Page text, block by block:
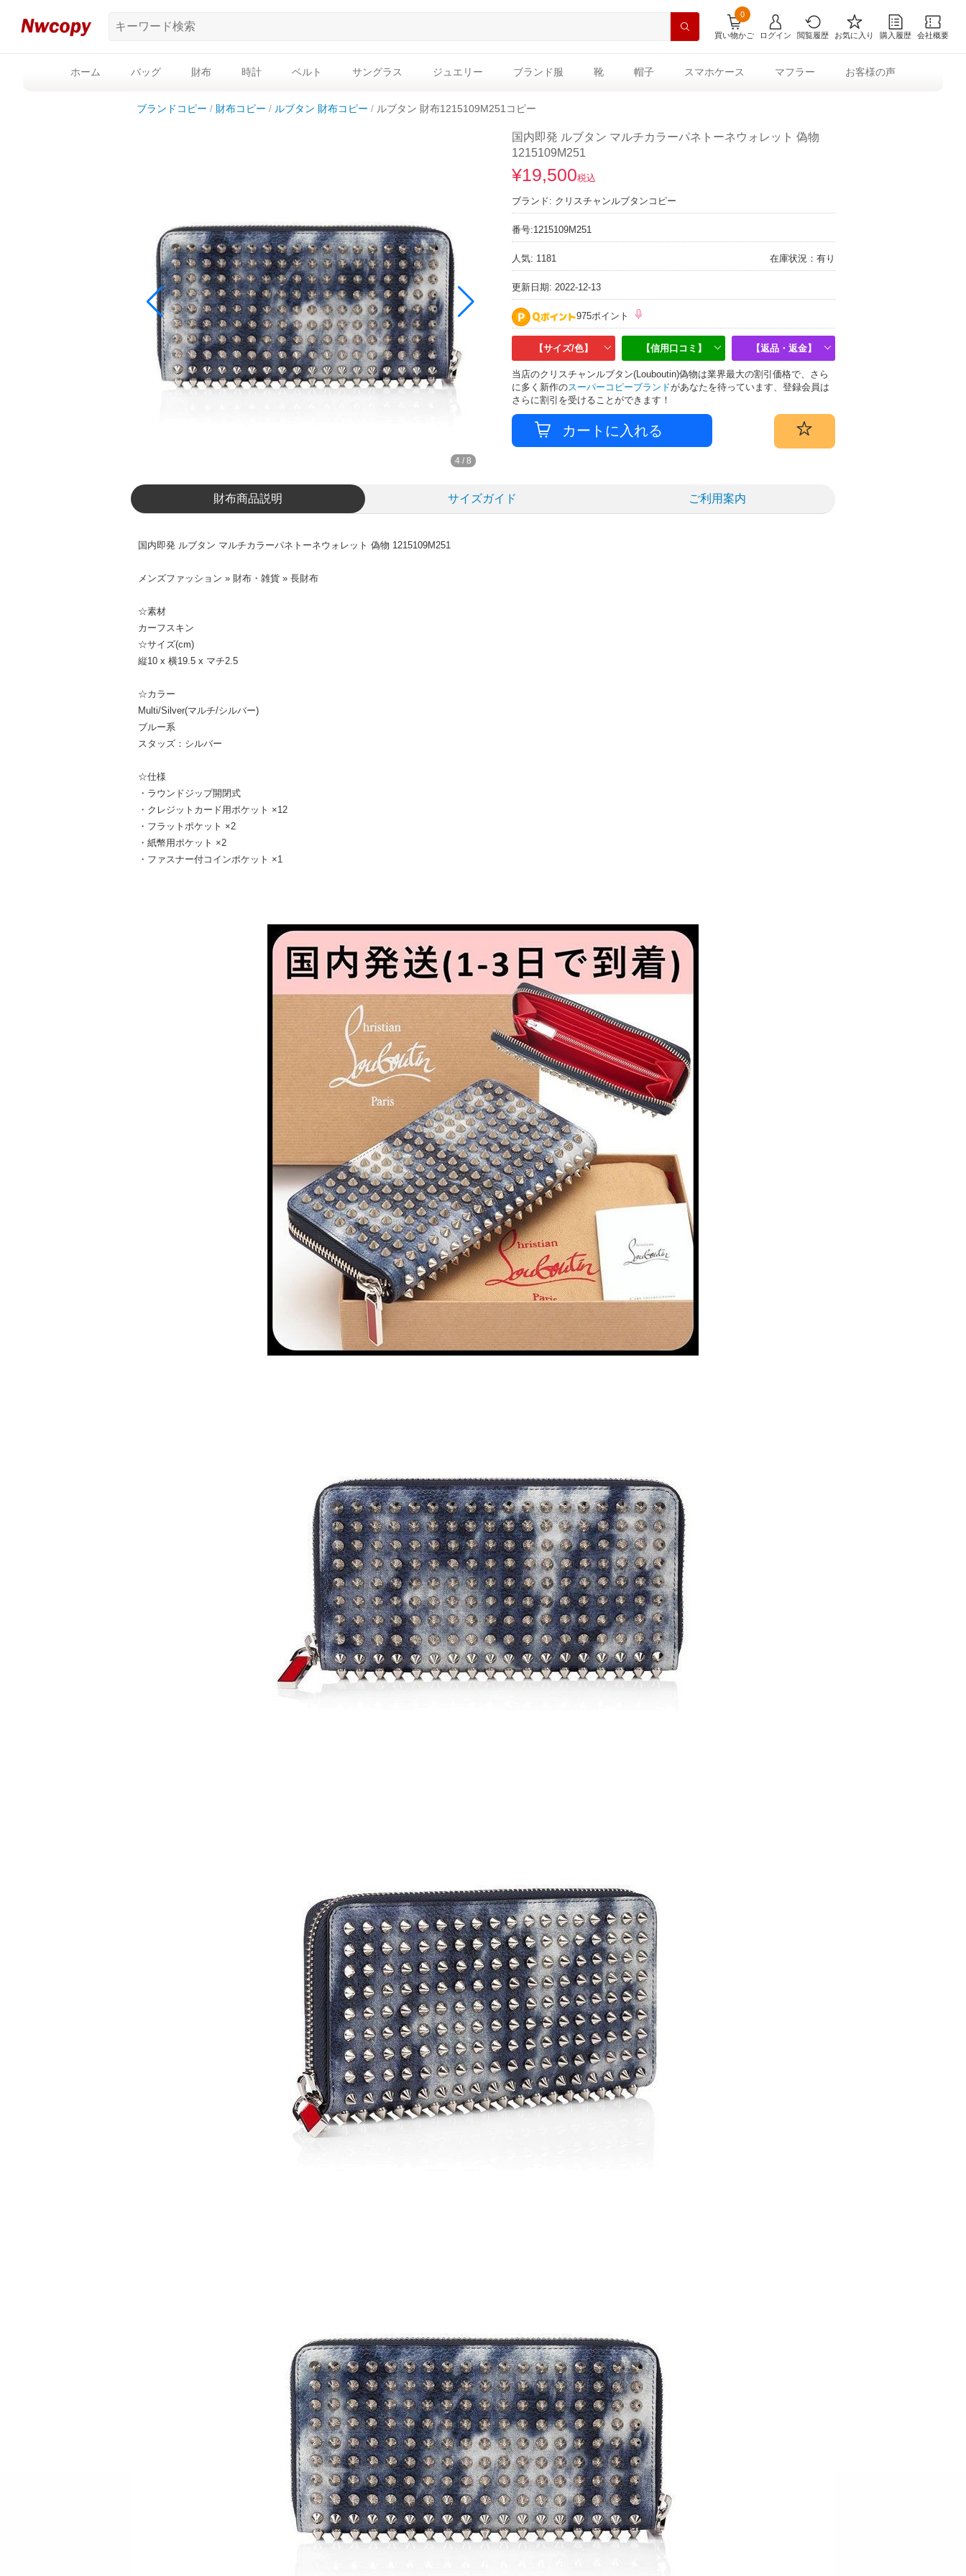
買い物かご
0
ログイン 閲覧履歴 お気に入り 購入履歴 会社概要
ホーム バッグ 財布 時計 ベルト サングラス ジュエリー ブランド服 靴 帽子 スマホケース マフラー お客様の声
ブランドコピー 財布コピー ルブタン 財布コピー ルブタン 財布1215109M251コピー
4 / 8
国内即発 ルブタン マルチカラーパネトーネウォレット 偽物
1215109M251
¥19,500税込
ブランド: クリスチャンルブタンコピー
番号:1215109M251
人気: 1181 在庫状況：有り
更新日期: 2022-12-13
975ポイント
【サイズ/色】 【信用口コミ】 【返品・返金】
当店のクリスチャンルブタン(Louboutin)偽物は業界最大の割引価格で、さら
に多く新作のスーパーコピーブランドがあなたを待っています、登録会員は
さらに割引を受けることができます！
財布商品説明 サイズガイド ご利用案内
国内即発 ルブタン マルチカラーパネトーネウォレット 偽物 1215109M251
メンズファッション » 財布・雑貨 » 長財布
☆素材
カーフスキン
☆サイズ(cm)
縦10 x 横19.5 x マチ2.5
☆カラー
Multi/Silver(マルチ/シルバー)
ブルー系
スタッズ：シルバー
☆仕様
・ラウンドジップ開閉式
・クレジットカード用ポケット ×12
・フラットポケット ×2
・紙幣用ポケット ×2
・ファスナー付コインポケット ×1